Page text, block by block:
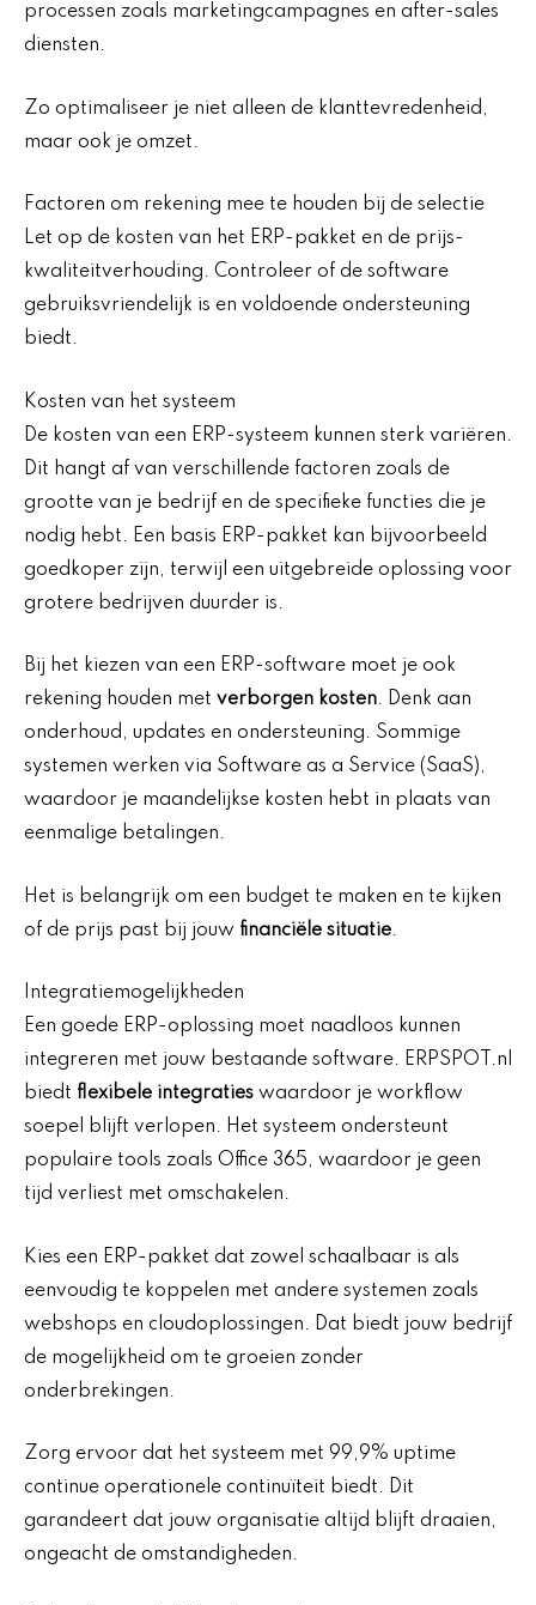
processen zoals marketingcampagnes en after-sales
diensten.
Zo optimaliseer je niet alleen de klanttevredenheid,
maar ook je omzet.
Factoren om rekening mee te houden bij de selectie
Let op de kosten van het ERP-pakket en de prijs-
kwaliteitverhouding. Controleer of de software
gebruiksvriendelijk is en voldoende ondersteuning
biedt.
Kosten van het systeem
De kosten van een ERP-systeem kunnen sterk variëren.
Dit hangt af van verschillende factoren zoals de
grootte van je bedrijf en de specifieke functies die je
nodig hebt. Een basis ERP-pakket kan bijvoorbeeld
goedkoper zijn, terwijl een uitgebreide oplossing voor
grotere bedrijven duurder is.
Bij het kiezen van een ERP-software moet je ook
rekening houden met verborgen kosten. Denk aan
onderhoud, updates en ondersteuning. Sommige
systemen werken via Software as a Service (SaaS),
waardoor je maandelijkse kosten hebt in plaats van
eenmalige betalingen.
Het is belangrijk om een budget te maken en te kijken
of de prijs past bij jouw financiële situatie.
Integratiemogelijkheden
Een goede ERP-oplossing moet naadloos kunnen
integreren met jouw bestaande software. ERPSPOT.nl
biedt flexibele integraties waardoor je workflow
soepel blijft verlopen. Het systeem ondersteunt
populaire tools zoals Office 365, waardoor je geen
tijd verliest met omschakelen.
Kies een ERP-pakket dat zowel schaalbaar is als
eenvoudig te koppelen met andere systemen zoals
webshops en cloudoplossingen. Dat biedt jouw bedrijf
de mogelijkheid om te groeien zonder
onderbrekingen.
Zorg ervoor dat het systeem met 99,9% uptime
continue operationele continuïteit biedt. Dit
garandeert dat jouw organisatie altijd blijft draaien,
ongeacht de omstandigheden.